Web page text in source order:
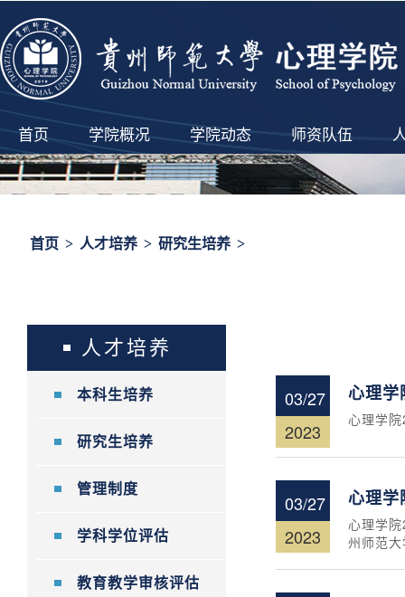
首页 学院概况 学院动态 师资队伍
首页 > 人才培养 > 研究生培养 >
人才培养
本科生培养
研究生培养
管理制度
学科学位评估
教育教学审核评估
03/27
2023
心理学
心理学
03/27
2023
心理学
心理学
州师范